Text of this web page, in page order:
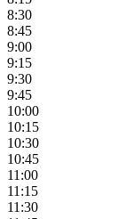
8:30
8:45
9:00
9:15
9:30
9:45
10:00
10:15
10:30
10:45
11:00
11:15
11:30